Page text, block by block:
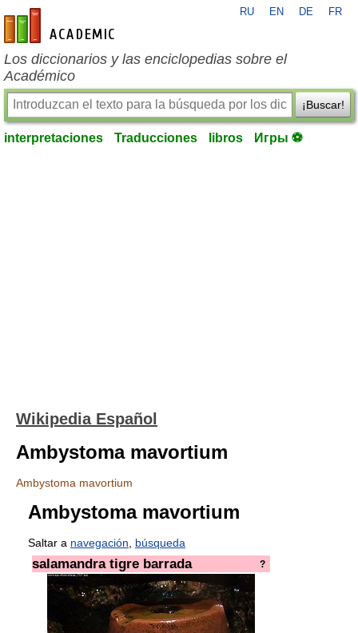
es-academic.com
RU EN DE FR
Los diccionarios y las enciclopedias sobre el
Académico
¡Buscar!
interpretaciones Traducciones libros Игры ⚽
Wikipedia Español
Ambystoma mavortium
Ambystoma mavortium
Ambystoma mavortium
Saltar a navegación búsqueda
?
salamandra tigre barrada